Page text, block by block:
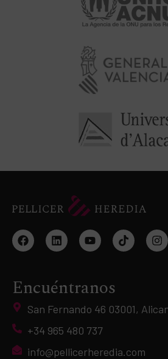
Encuéntranos
San Fernando 46 03001,
+34 965 480 737
info@pellicerheredia.com